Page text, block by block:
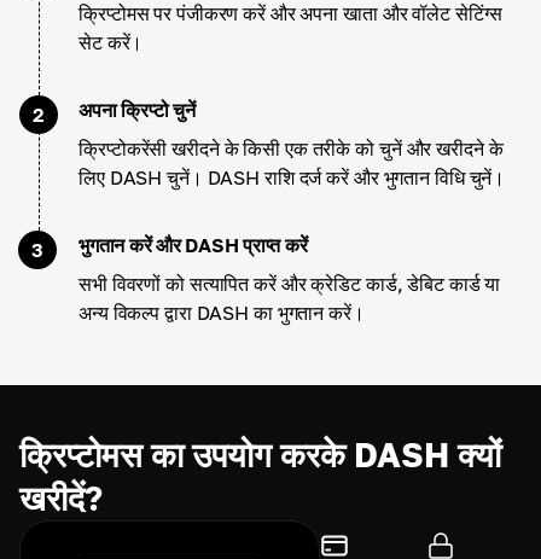
क्रिप्टोमस पर पंजीकरण करें और अपना खाता और वॉलेट सेटिंग्स
सेट करें।
2
अपना क्रिप्टो चुनें
क्रिप्टोकरेंसी खरीदने के किसी एक तरीके को चुनें और खरीदने के
लिए DASH चुनें। DASH राशि दर्ज करें और भुगतान विधि चुनें।
3
भुगतान करें और DASH प्राप्त करें
सभी विवरणों को सत्यापित करें और क्रेडिट कार्ड, डेबिट कार्ड या
अन्य विकल्प द्वारा DASH का भुगतान करें।
क्रिप्टोमस का उपयोग करके DASH क्यों
खरीदें?